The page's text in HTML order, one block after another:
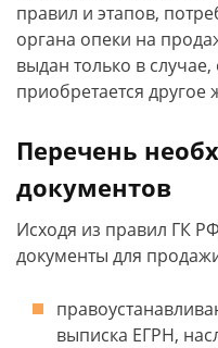
правил и этапов,
органа опеки на
выдан только в
приобретается
Перечень
документов
Исходя из правил ГК
документы для
выписка ЕГРН,